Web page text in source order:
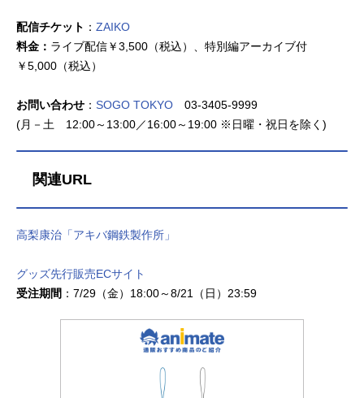
配信チケット ： ZAIKO
料金： ライブ配信￥3,500（税込）、特別編アーカイブ付
￥5,000（税込）
お問い合わせ ： SOGO TOKYO 03-3405-9999
(月－土 12:00～13:00／16:00～19:00 ※日曜・祝日を除く)
関連URL
高梨康治「アキバ鋼鉄製作所」
グッズ先行販売ECサイト
受注期間 ：7/29（金）18:00～8/21（日）23:59